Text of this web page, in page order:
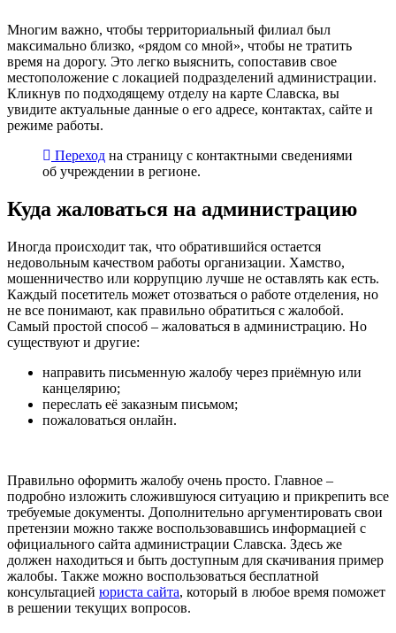
Многим важно, чтобы территориальный филиал был
максимально близко, «рядом со мной», чтобы не тратить
время на дорогу. Это легко выяснить, сопоставив свое
местоположение с локацией подразделений администрации.
Кликнув по подходящему отделу на карте Славска, вы
увидите актуальные данные о его адресе, контактах, сайте и
режиме работы.
Переход на страницу с контактными сведениями
об учреждении в регионе.
Куда жаловаться на администрацию
Иногда происходит так, что обратившийся остается
недовольным качеством работы организации. Хамство,
мошенничество или коррупцию лучше не оставлять как есть.
Каждый посетитель может отозваться о работе отделения, но
не все понимают, как правильно обратиться с жалобой.
Самый простой способ – жаловаться в администрацию. Но
существуют и другие:
направить письменную жалобу через приёмную или
канцелярию;
переслать её заказным письмом;
пожаловаться онлайн.
Правильно оформить жалобу очень просто. Главное –
подробно изложить сложившуюся ситуацию и прикрепить все
требуемые документы. Дополнительно аргументировать свои
претензии можно также воспользовавшись информацией с
официального сайта администрации Славска. Здесь же
должен находиться и быть доступным для скачивания пример
жалобы. Также можно воспользоваться бесплатной
консультацией юриста сайта, который в любое время поможет
в решении текущих вопросов.